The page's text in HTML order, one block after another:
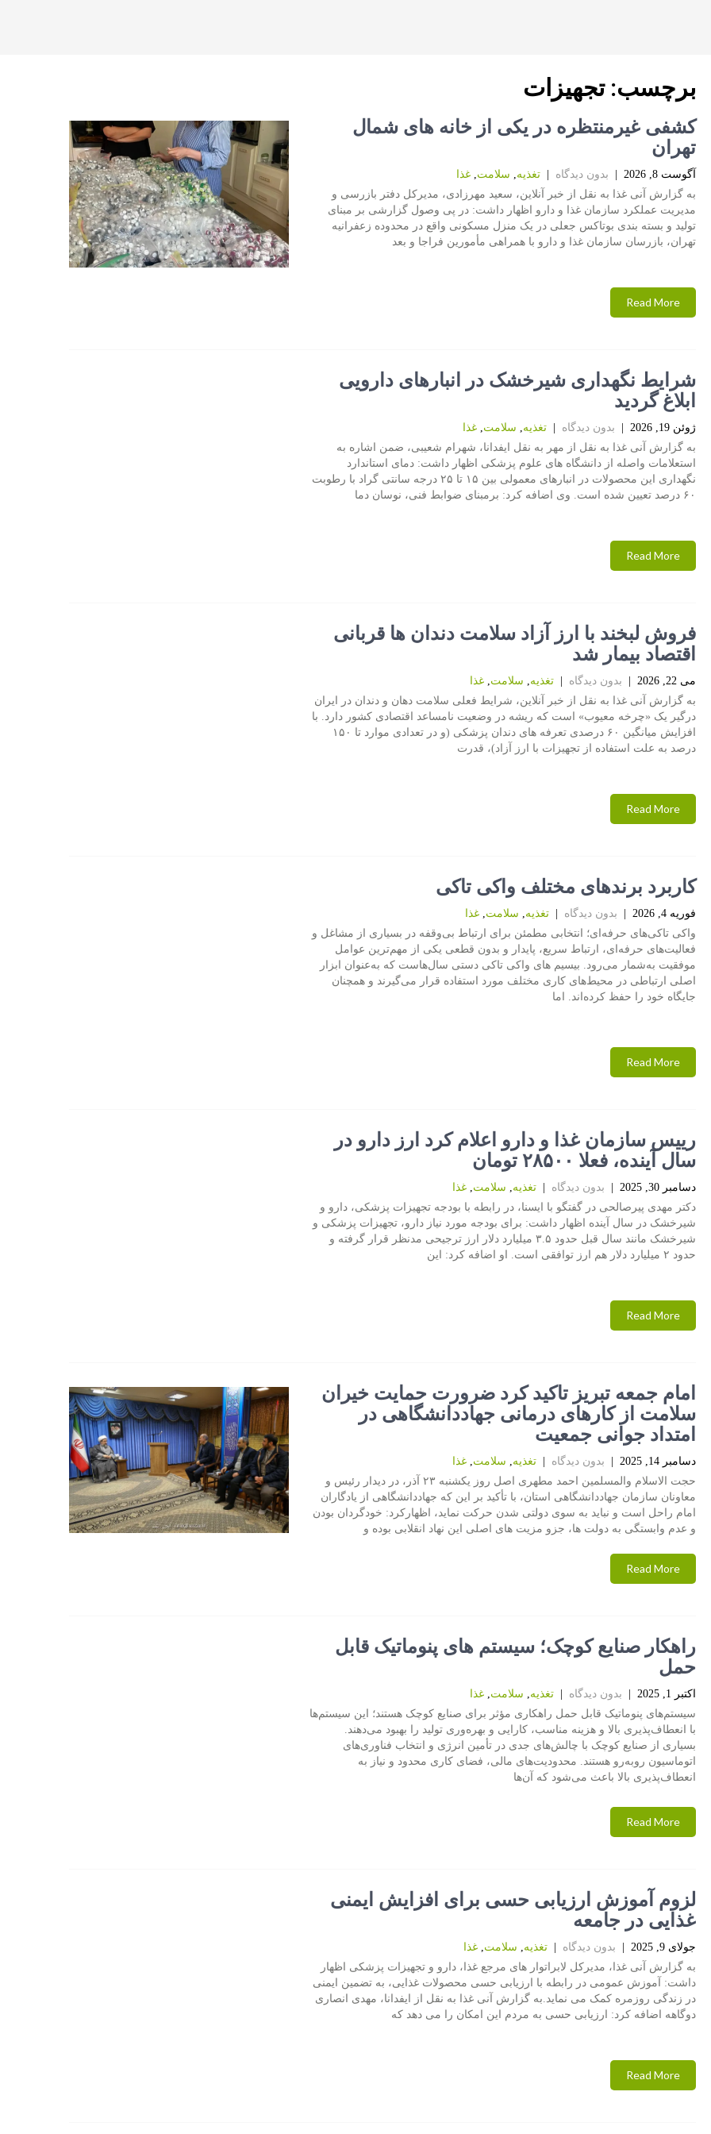
برچسب:تجهیزات
کشفی غیرمنتظره در یکی از خانه های شمال
تهران
آگوست 8, 2026 بدون دیدگاه تغذیه, سلامت, غذا
به گزارش آنی غذا به نقل از خبر آنلاین، سعید مهرزادی، مدیرکل دفتر بازرسی و
مدیریت عملکرد سازمان غذا و دارو اظهار داشت: در پی وصول گزارشی بر مبنای
تولید و بسته بندی بوتاکس جعلی در یک منزل مسکونی واقع در محدوده زعفرانیه
تهران، بازرسان سازمان غذا و دارو با همراهی مأمورین فراجا و بعد
Read More
شرایط نگهداری شیرخشک در انبارهای دارویی
ابلاغ گردید
ژوئن 19, 2026 بدون دیدگاه تغذیه, سلامت, غذا
به گزارش آنی غذا به نقل از مهر به نقل ایفدانا، شهرام شعیبی، ضمن اشاره به
استعلامات واصله از دانشگاه های علوم پزشکی اظهار داشت: دمای استاندارد
نگهداری این محصولات در انبارهای معمولی بین ۱۵ تا ۲۵ درجه سانتی گراد با رطوبت
۶۰ درصد تعیین شده است. وی اضافه کرد: برمبنای ضوابط فنی، نوسان دما
Read More
فروش لبخند با ارز آزاد سلامت دندان ها قربانی
اقتصاد بیمار شد
می 22, 2026 بدون دیدگاه تغذیه, سلامت, غذا
به گزارش آنی غذا به نقل از خبر آنلاین، شرایط فعلی سلامت دهان و دندان در ایران
درگیر یک «چرخه معیوب» است که ریشه در وضعیت نامساعد اقتصادی کشور دارد. با
افزایش میانگین ۶۰ درصدی تعرفه های دندان پزشکی (و در تعدادی موارد تا ۱۵۰
درصد به علت استفاده از تجهیزات با ارز آزاد)، قدرت
Read More
کاربرد برندهای مختلف واکی تاکی
فوریه 4, 2026 بدون دیدگاه تغذیه, سلامت, غذا
واکی تاکی‌های حرفه‌ای؛ انتخابی مطمئن برای ارتباط بی‌وقفه در بسیاری از مشاغل و
فعالیت‌های حرفه‌ای، ارتباط سریع، پایدار و بدون قطعی یکی از مهم‌ترین عوامل
موفقیت به‌شمار می‌رود. بیسیم های واکی تاکی‌ دستی سال‌هاست که به‌عنوان ابزار
اصلی ارتباطی در محیط‌های کاری مختلف مورد استفاده قرار می‌گیرند و همچنان
جایگاه خود را حفظ کرده‌اند. اما
Read More
رییس سازمان غذا و دارو اعلام كرد ارز دارو در
سال آینده، فعلا ۲۸۵۰۰ تومان
دسامبر 30, 2025 بدون دیدگاه تغذیه, سلامت, غذا
دکتر مهدی پیرصالحی در گفتگو با ایسنا، در رابطه با بودجه تجهیزات پزشکی، دارو و
شیرخشک در سال آینده اظهار داشت: برای بودجه مورد نیاز دارو، تجهیزات پزشکی و
شیرخشک مانند سال قبل حدود ۳.۵ میلیارد دلار ارز ترجیحی مدنظر قرار گرفته و
حدود ۲ میلیارد دلار هم ارز توافقی است. او اضافه کرد: این
Read More
امام جمعه تبریز تاكید كرد ضرورت حمایت خیران
سلامت از کارهای درمانی جهاددانشگاهی در
امتداد جوانی جمعیت
دسامبر 14, 2025 بدون دیدگاه تغذیه, سلامت, غذا
حجت الاسلام والمسلمین احمد مطهری اصل روز یکشنبه ۲۳ آذر، در دیدار رئیس و
معاونان سازمان جهاددانشگاهی استان، با تأکید بر این که جهاددانشگاهی از یادگاران
امام راحل است و نباید به سوی دولتی شدن حرکت نماید، اظهارکرد: خودگردان بودن
و عدم وابستگی به دولت ها، جزو مزیت های اصلی این نهاد انقلابی بوده و
Read More
راهکار صنایع کوچک؛ سیستم های پنوماتیک قابل
حمل
اکتبر 1, 2025 بدون دیدگاه تغذیه, سلامت, غذا
سیستم‌های پنوماتیک قابل حمل راهکاری مؤثر برای صنایع کوچک هستند؛ این سیستم‌ها
با انعطاف‌پذیری بالا و هزینه مناسب، کارایی و بهره‌وری تولید را بهبود می‌دهند.
بسیاری از صنایع کوچک با چالش‌های جدی در تأمین انرژی و انتخاب فناوری‌های
اتوماسیون روبه‌رو هستند. محدودیت‌های مالی، فضای کاری محدود و نیاز به
انعطاف‌پذیری بالا باعث می‌شود که آن‌ها
Read More
لزوم آموزش ارزیابی حسی برای افزایش ایمنی
غذایی در جامعه
جولای 9, 2025 بدون دیدگاه تغذیه, سلامت, غذا
به گزارش آنی غذا، مدیرکل لابراتوار های مرجع غذا، دارو و تجهیزات پزشکی اظهار
داشت: آموزش عمومی در رابطه با ارزیابی حسی محصولات غذایی، به تضمین ایمنی
در زندگی روزمره کمک می نماید.به گزارش آنی غذا به نقل از ایفدانا، مهدی انصاری
دوگاهه اضافه کرد: ارزیابی حسی به مردم این امکان را می دهد که
Read More